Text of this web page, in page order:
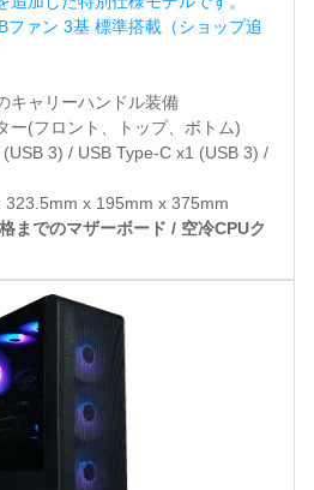
ァン 3基 標準搭載（ショップ追
キャリーハンドル装備
ー(フロント、トップ、ボトム)
3) / USB Type-C x1 (USB 3) /
x 195mm x 375mm
までのマザーボード / 空冷CPUク